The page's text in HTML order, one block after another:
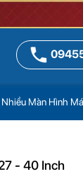
Nhiều Màn Hình
- 40 Inch